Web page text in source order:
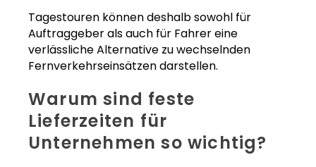
Tagestouren können deshalb sowohl für
Auftraggeber als auch für Fahrer eine
verlässliche Alternative zu wechselnden
Fernverkehrseinsätzen darstellen.
Warum sind feste
Lieferzeiten für
Unternehmen so wichtig?